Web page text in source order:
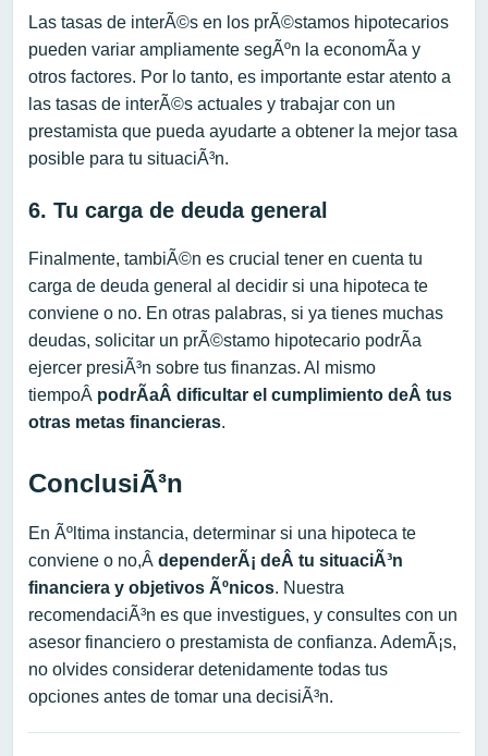
Las tasas de interÃ©s en los prÃ©stamos hipotecarios
pueden variar ampliamente segÃºn la economÃ­a y
otros factores. Por lo tanto, es importante estar atento a
las tasas de interÃ©s actuales y trabajar con un
prestamista que pueda ayudarte a obtener la mejor tasa
posible para tu situaciÃ³n.
6. Tu carga de deuda general
Finalmente, tambiÃ©n es crucial tener en cuenta tu
carga de deuda general al decidir si una hipoteca te
conviene o no. En otras palabras, si ya tienes muchas
deudas, solicitar un prÃ©stamo hipotecario podrÃ­a
ejercer presiÃ³n sobre tus finanzas. Al mismo
tiempoÂ podrÃ­aÂ dificultar el cumplimiento deÂ tus
otras metas financieras.
ConclusiÃ³n
En Ãºltima instancia, determinar si una hipoteca te
conviene o no,Â dependerÃ¡ deÂ tu situaciÃ³n
financiera y objetivos Ãºnicos. Nuestra
recomendaciÃ³n es que investigues, y consultes con un
asesor financiero o prestamista de confianza. AdemÃ¡s,
no olvides considerar detenidamente todas tus
opciones antes de tomar una decisiÃ³n.